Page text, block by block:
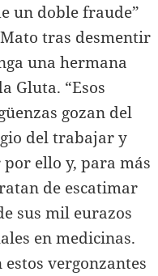
un doble fraude”
tras desmentir
una hermana
Gluta. “Esos
gozan del
del trabajar y
ello y, para más
de escatimar
sus mil eurazos
en medicinas.
estos vergonzantes